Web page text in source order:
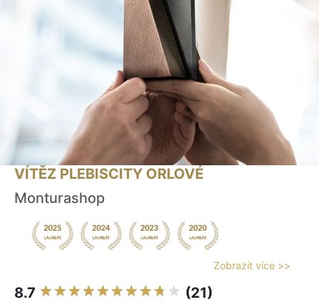
VÍTĚZ PLEBISCITY ORLOVÉ
Monturashop
Zobrazit více >>
8.7 (21)